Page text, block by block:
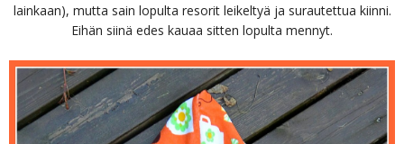
lainkaan), mutta sain lopulta resorit leikeltyä ja surautettua kiinni.
Eihän siinä edes kauaa sitten lopulta mennyt.